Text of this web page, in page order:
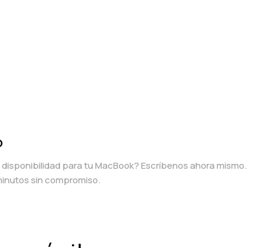
para tu MacBook? Escríbenos ahora mismo.
sin compromiso.